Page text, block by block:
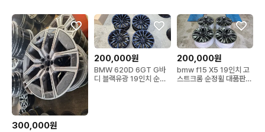
300,000원
200,000원
BMW 620D 6GT G바
디 블랙유광 19인치 순정
200,000원
bmw f15 X5 19인치 고
스트크롬 순정휠 대품판매